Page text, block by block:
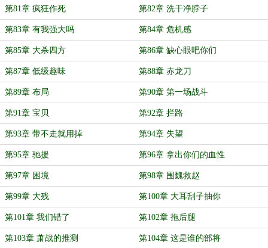
第81章 疯狂作死 第82章 洗干净脖子
第83章 有我强大吗 第84章 危机感
第85章 大杀四方 第86章 缺心眼吧你们
第87章 低级趣味 第88章 赤龙刀
第89章 布局 第90章 第一场战斗
第91章 宝贝 第92章 拦路
第93章 带不走就用掉 第94章 失望
第95章 驰援 第96章 拿出你们的血性
第97章 困境 第98章 围魏救赵
第99章 大残 第100章 大耳刮子抽你
第101章 我们错了 第102章 拖后腿
第103章 萧战的推测 第104章 这是谁的部将